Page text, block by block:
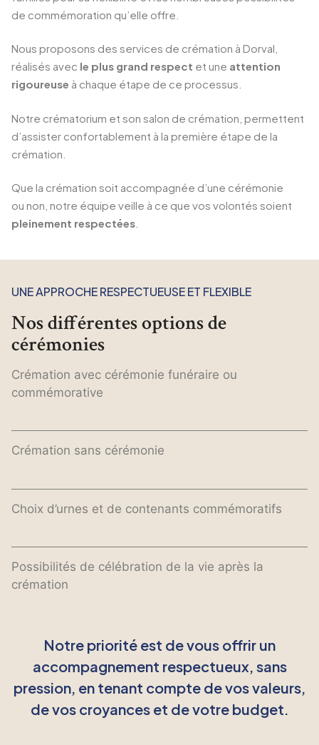
de commémoration qu’elle offre.
Nous proposons des services de crémation à Dorval,
réalisés avec le plus grand respect et une attention
rigoureuse à chaque étape de ce processus.
Notre crématorium et son salon de crémation, permettent
d’assister confortablement à la première étape de la
crémation.
Que la crémation soit accompagnée d’une cérémonie
ou non, notre équipe veille à ce que vos volontés soient
pleinement respectées
UNE APPROCHE RESPECTUEUSE ET FLEXIBLE
Nos différentes options de
cérémonies
Crémation avec cérémonie funéraire ou
commémorative
Crémation sans cérémonie
Choix d’urnes et de contenants commémoratifs
Possibilités de célébration de la vie après la
crémation
Notre priorité est de vous offrir un
accompagnement respectueux, sans
pression, en tenant compte de vos valeurs,
de vos croyances et de votre budget.